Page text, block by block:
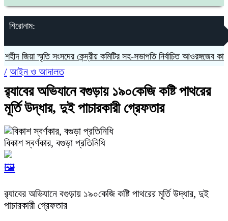
শিরোনাম:
জিয়া স্মৃতি সংসদের কেন্দ্রীয় কমিটির সহ-সভাপতি নির্বাচিত আওরঙ্গজেব কামাল
/ আইন ও আদালত
র‍্যাবের অভিযানে বগুড়ায় ১৯০কেজি কষ্টি পাথরের
মূর্তি উদ্ধার, দুই পাচারকারী গ্রেফতার
বিকাশ স্বর্ণকার, বগুড়া প্রতিনিধি
🖼️
র‍্যাবের অভিযানে বগুড়ায় ১৯০কেজি কষ্টি পাথরের মূর্তি উদ্ধার, দুই
পাচারকারী গ্রেফতার